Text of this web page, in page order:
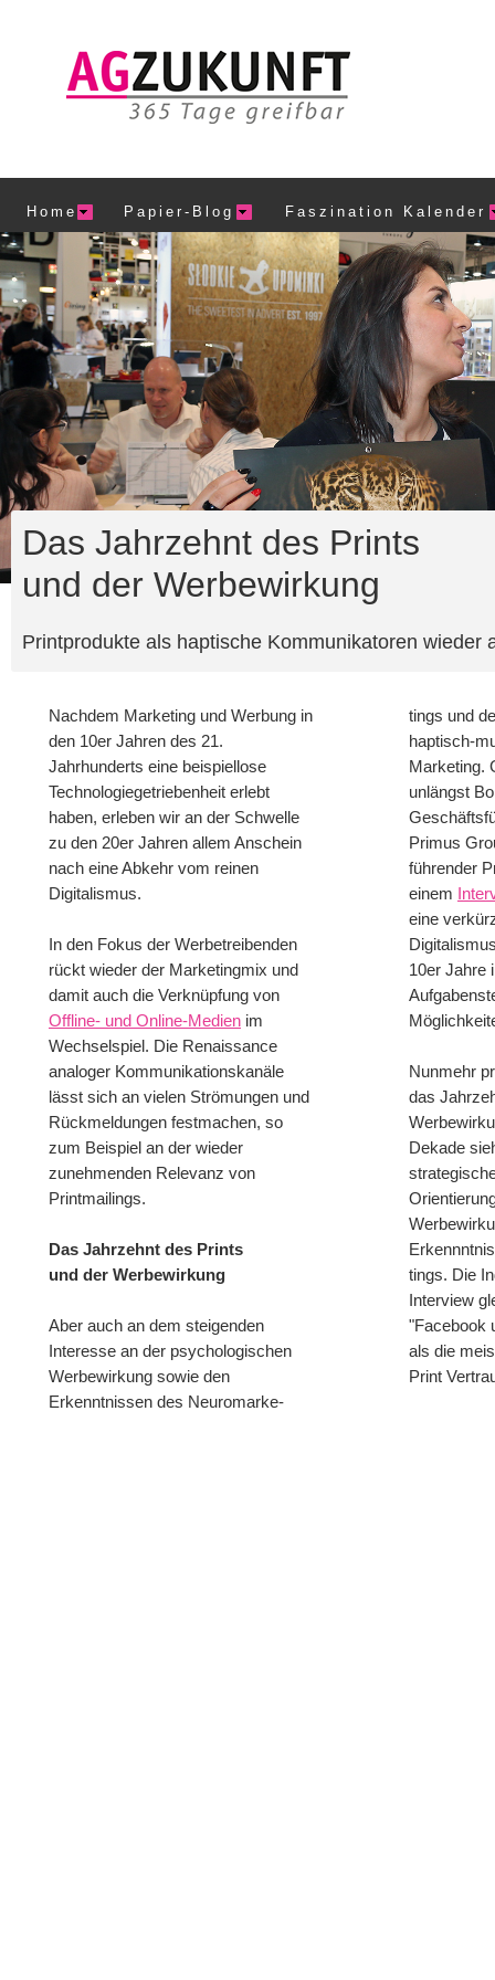
Home Papier-Blog Faszination Kalender
Das Jahrzehnt des Prints
und der Werbewirkung
Printprodukte als haptische Kommunikatoren wieder
Nachdem Marketing und Werbung in
den 10er Jahren des 21.
Jahrhunderts eine beispiellose
Technologiegetriebenheit erlebt
haben, erleben wir an der Schwelle
zu den 20er Jahren allem Anschein
nach eine Abkehr vom reinen
Digitalismus.
In den Fokus der Werbetreibenden
rückt wieder der Marketingmix und
damit auch die Verknüpfung von
Offline- und Online-Medien im
Wechselspiel. Die Renaissance
analoger Kommunikationskanäle
lässt sich an vielen Strömungen und
Rückmeldungen festmachen, so
zum Beispiel an der wieder
zunehmenden Relevanz von
Printmailings.
Das Jahrzehnt des Prints
und der Werbewirkung
Aber auch an dem steigenden
Interesse an der psychologischen
Werbewirkung sowie den
Erkenntnissen des Neuromarke-
tings und
haptisch-
Marketing.
unlängst
Primus
führender
einem
eine
10er Jahre
Nunmehr
das
Dekade
tings. Die
Interview
"Facebook
als die
Print